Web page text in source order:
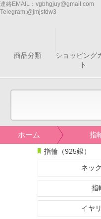
連絡EMAIL： vgbhgjuy@gmail.com
Telegram:@jmjsfdw3
商品分類
ショッピング
ト
ホーム 指
指輪（925銀）
ネッ
指
イヤ